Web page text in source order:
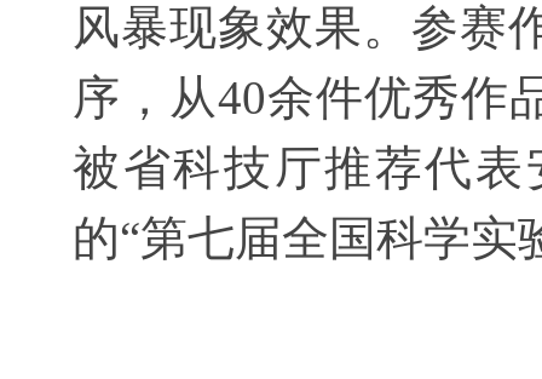
风暴现象效果。参赛
序，从40余件优秀作
被省科技厅推荐代
的“第七届全国科学实